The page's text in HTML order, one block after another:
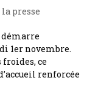
presse
démarre
1er novembre.
ce
renforcée